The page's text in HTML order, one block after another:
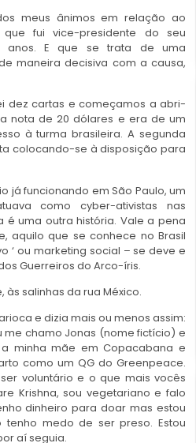
meus ânimos em relação ao
fui vice-presidente do seu
anos. E que se trata de uma
maneira decisiva com a causa,
dez cartas e começamos a abri-
nota de 20 dólares e era de um
à turma brasileira. A segunda
colocando-se à disposição para
já funcionando em São Paulo, um
como cyber-ativistas nas
é uma outra história. Vale a pena
aquilo que se conhece no Brasil
‘ ou marketing social – se deve e
Guerreiros do Arco-íris.
às salinhas da rua México.
e dizia mais ou menos assim:
me chamo Jonas (nome fictício) e
minha mãe em Copacabana e
como um QG do Greenpeace.
voluntário e o que mais vocês
Krishna, sou vegetariano e falo
dinheiro para doar mas estou
medo de ser preso. Estou
aí seguia.